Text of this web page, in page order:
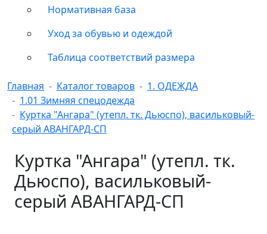
Нормативная база
Уход за обувью и одеждой
Таблица соответствий размера
Главная Каталог товаров
1. ОДЕЖДА
1.01 Зимняя спецодежда
Куртка "Ангара" (утепл. тк. Дьюспо), васильковый-
серый АВАНГАРД-СП
Куртка "Ангара" (утепл. тк.
Дьюспо), васильковый-
серый АВАНГАРД-СП